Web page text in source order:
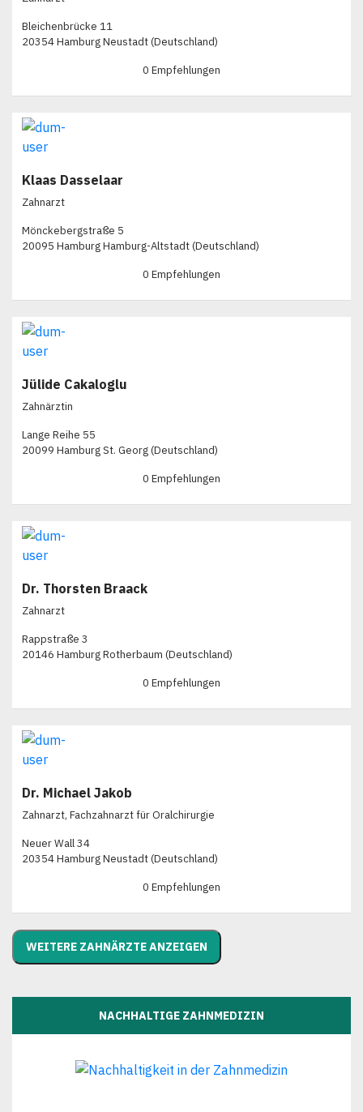
Bleichenbrücke 11
20354 Hamburg Neustadt (Deutschland)
0 Empfehlungen
Klaas Dasselaar
Zahnarzt
Mönckebergstraße 5
20095 Hamburg Hamburg-Altstadt (Deutschland)
0 Empfehlungen
Jülide Cakaloglu
Zahnärztin
Lange Reihe 55
20099 Hamburg St. Georg (Deutschland)
0 Empfehlungen
Dr. Thorsten Braack
Zahnarzt
Rappstraße 3
20146 Hamburg Rotherbaum (Deutschland)
0 Empfehlungen
Dr. Michael Jakob
Zahnarzt, Fachzahnarzt für Oralchirurgie
Neuer Wall 34
20354 Hamburg Neustadt (Deutschland)
0 Empfehlungen
WEITERE ZAHNÄRZTE ANZEIGEN
NACHHALTIGE ZAHNMEDIZIN